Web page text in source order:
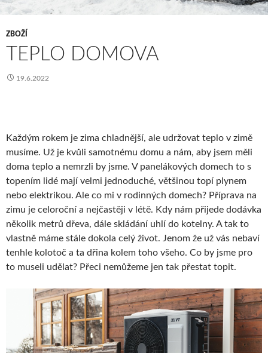
ZBOŽÍ
TEPLO DOMOVA
19.6.2022
Každým rokem je zima chladnější, ale udržovat teplo v zimě
musíme. Už je kvůli samotnému domu a nám, aby jsem měli
doma teplo a nemrzli by jsme. V panelákových domech to s
topením lidé mají velmi jednoduché, většinou topí plynem
nebo elektrikou. Ale co mi v rodinných domech? Příprava na
zimu je celoroční a nejčastěji v létě. Kdy nám přijede dodávka
několik metrů dřeva, dále skládání uhlí do kotelny. A tak to
vlastně máme stále dokola celý život. Jenom že už vás nebaví
tenhle kolotoč a ta dřina kolem toho všeho. Co by jsme pro
to museli udělat? Přeci nemůžeme jen tak přestat topit.